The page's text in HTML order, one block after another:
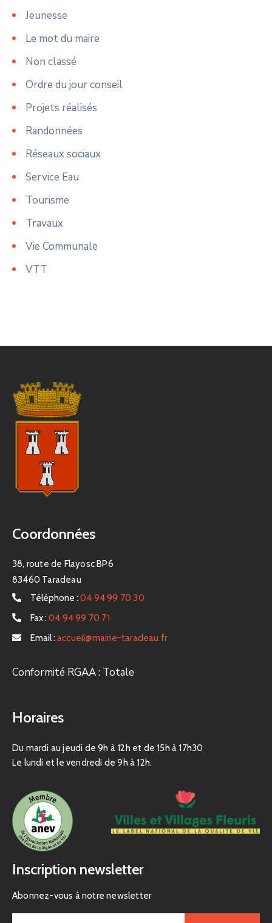
Jeunesse
Le mot du maire
Non classé
Ordre du jour conseil
Projets réalisés
Randonnées
Réseaux sociaux
Service Eau
Tourisme
Travaux
Vie Communale
VTT
Coordonnées
38, route de Flayosc BP6
83460 Taradeau
Téléphone : 04 94 99 70 30
Fax : 04 94 99 70 71
Email : accueil@mairie-taradeau.fr
Conformité RGAA : Totale
Horaires
Du mardi au jeudi de 9h à 12h et de 15h à 17h30
Le lundi et le vendredi de 9h à 12h.
Inscription newsletter
Abonnez-vous à notre newsletter